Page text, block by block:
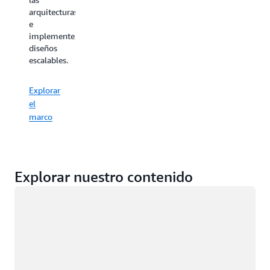
arquitecturas
e
implementen
diseños
escalables.
Explorar
el
marco
Explorar nuestro contenido